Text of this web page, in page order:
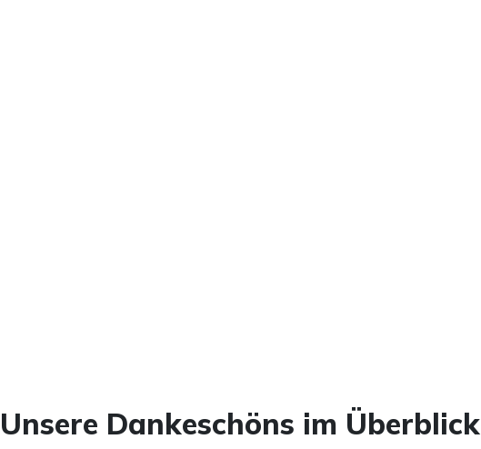
Unsere Dankeschöns im Überblick